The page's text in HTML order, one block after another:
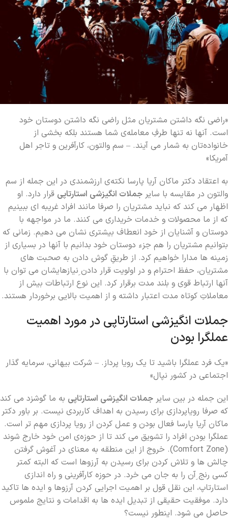
«راضی نگه‌ داشتن مشتریان مثل راضی نگه ‌داشتن دوستان خود
است. آنها نه تنها طرفِ معامله‌ی شما هستند بلکه بخشی از
خانواده‌تان به شمار می آیند. – سم والتون، کارآفرین و تاجر اهل
آمریکا»
به اعتقاد دکتر ماکان آریا پارسا نکته‌ی ارزشمندی در این جمله‌ از سم
والتون در مقایسه با سایر جملات انگیزشی استارتاپی قرار دارد. او
اظهار می کند که نباید مشتریان را صرفا مانند افراد غریبه ای ببینیم
که از ما محصولات و خدمات خریداری می کنند. ما در مواجهه با
دوستان و آشنایان از خود انعطاف بیشتری نشان می دهیم. زمانی که
بتوانیم مشتریان را هم جزء دوستان خود بدانیم با آنها در بسیاری از
زمینه ها مدارا خواهیم کرد. از طریقِ گوش دادن به صحبت های
مشتریان، حفظ احترام و در اولویت قرار دادن ِنیازهایشان می توان با
آنها ارتباط قوی و بلند مدت برقرار کرد. این نوع ارتباطات بیش از
معاملاتِ کوتاه‌ مدت اعتبار داشته و از اهمیت بالایی برخوردار هستند.
جملات انگیزشی استارتاپی در مورد اهمیت
عملگرا بودن
«یک فرد عملگرا باشید تا یک رویا پرداز. – شرکت بیهانی، سرمایه گذار
اجتماعی در کشور نپال»
این جمله در بین سایر جملات انگیزشی استارتاپی به ما گوشزد می کند
که صرفا رویاپردازی برای رسیدن به اهداف کاربردی نیست. بر باور دکتر
ماکان آریا پارسا فعال بودن و عمل کردن از رویا پردازی مهم تر است.
عملگرا بودن افراد را تشویق می کند تا از حوزه‌ی امن خود خارج شوند
(Comfort Zone). خروج از این منطقه به معنای در آغوش گرفتن
چالش ها و تلاش کردن برای رسیدن به آرزوها است که البته کمتر
کسی رنج ِآن را به جان می خرد. در حوزه کارآفرینی و راه اندازی
استارتاپ، این نقل قول بر اهمیت اجرایی کردن آرزوها و ایده ها تاکید
دارد. موفقیت حقیقی از تبدیل ایده ها به اقدامات و نتایج ملموس
حاصل می شود. اینطور نیست؟